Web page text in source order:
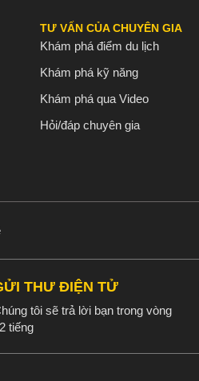
TƯ VẤN CỦA CHUYÊN GIA
Khám phá điểm du lịch
Khám phá kỹ năng
Khám phá qua Video
Hỏi/đáp chuyên gia
THƯ ĐIỆN TỬ
tôi sẽ trả lời bạn trong vòng
tiếng